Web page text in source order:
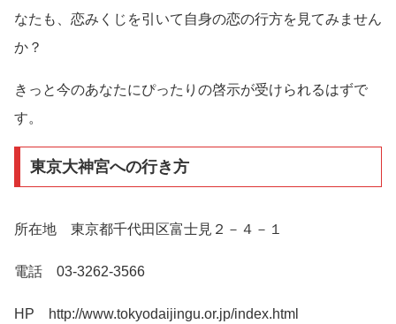
なたも、恋みくじを引いて自身の恋の行方を見てみません
か？
きっと今のあなたにぴったりの啓示が受けられるはずで
す。
東京大神宮への行き方
所在地 東京都千代田区富士見２－４－１
電話 03-3262-3566
HP http://www.tokyodaijingu.or.jp/index.html